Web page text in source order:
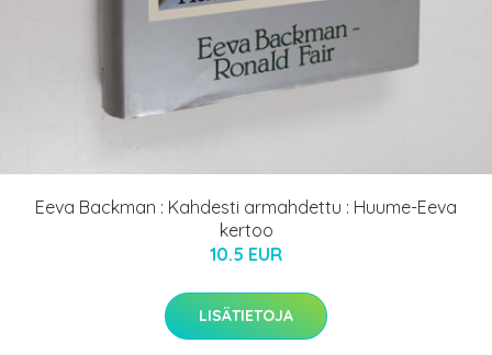
Eeva Backman : Kahdesti armahdettu : Huume-Eeva
kertoo
10.5 EUR
LISÄTIETOJA